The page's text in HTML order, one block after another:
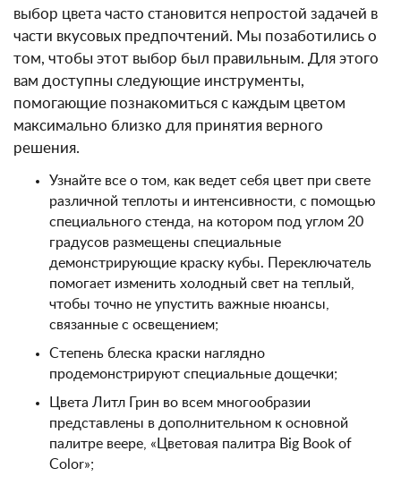
выбор цвета часто становится непростой задачей в
части вкусовых предпочтений. Мы позаботились о
том, чтобы этот выбор был правильным. Для этого
вам доступны следующие инструменты,
помогающие познакомиться с каждым цветом
максимально близко для принятия верного
решения.
Узнайте все о том, как ведет себя цвет при свете
различной теплоты и интенсивности, с помощью
специального стенда, на котором под углом 20
градусов размещены специальные
демонстрирующие краску кубы. Переключатель
помогает изменить холодный свет на теплый,
чтобы точно не упустить важные нюансы,
связанные с освещением;
Степень блеска краски наглядно
продемонстрируют специальные дощечки;
Цвета Литл Грин во всем многообразии
представлены в дополнительном к основной
палитре веере, «Цветовая палитра Big Book of
Color»;